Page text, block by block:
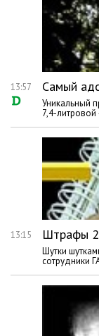
13:57 Самый
Уникальный
7,4-литровой
13:15 Штрафы
Шутки
сотрудники